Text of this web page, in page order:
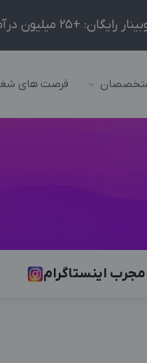
رایگان: +25 میلیون درآمد در ماه با ادمینیِ شبکه‌های اجتماعی داخلی و خارجی!
فرصت های
اینستاگرام